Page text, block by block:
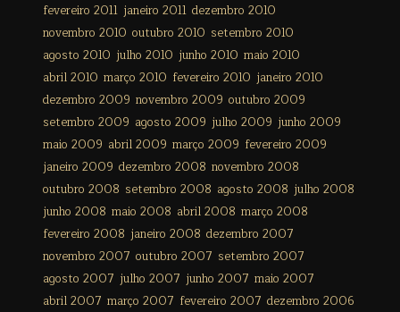
fevereiro 2011 janeiro 2011 dezembro 2010
novembro 2010 outubro 2010 setembro 2010
agosto 2010 julho 2010 junho 2010 maio 2010
abril 2010 março 2010 fevereiro 2010 janeiro 2010
dezembro 2009 novembro 2009 outubro 2009
setembro 2009 agosto 2009 julho 2009 junho 2009
maio 2009 abril 2009 março 2009 fevereiro 2009
janeiro 2009 dezembro 2008 novembro 2008
outubro 2008 setembro 2008 agosto 2008 julho 2008
junho 2008 maio 2008 abril 2008 março 2008
fevereiro 2008 janeiro 2008 dezembro 2007
novembro 2007 outubro 2007 setembro 2007
agosto 2007 julho 2007 junho 2007 maio 2007
abril 2007 março 2007 fevereiro 2007 dezembro 2006